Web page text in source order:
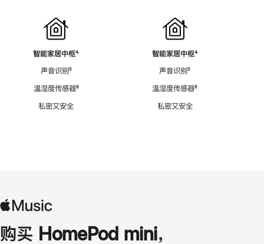
智能家居中枢脚
⁴
声音识别脚
⁵
温湿度传感器脚
⁶
私密又安全
智能家居中枢脚
⁴
声音识别脚
⁵
温湿度传感器脚
⁶
私密又安全
购买 HomePod mini，